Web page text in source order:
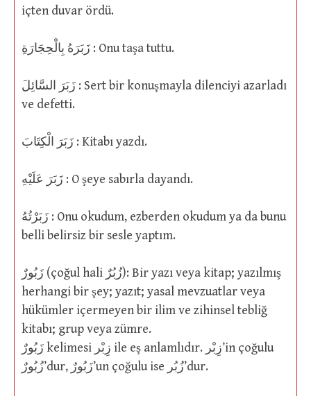
içten duvar ördü.
زَبَرَهُ بِالْحِجَارَةِ : Onu taşa tuttu.
زَبَرَ السَّائِلَ : Sert bir konuşmayla dilenciyi azarladı
ve defetti.
زَبَرَ الْكِتَابَ : Kitabı yazdı.
زَبَرَ عَلَيْهِ : O şeye sabırla dayandı.
زَبَرْتُهُ : Onu okudum, ezberden okudum ya da bunu
belli belirsiz bir sesle yaptım.
زَبُورٌ (çoğul hali زُبُرٌ): Bir yazı veya kitap; yazılmış
herhangi bir şey; yazıt; yasal mevzuatlar veya
hükümler içermeyen bir ilim ve zihinsel tebliğ
kitabı; grup veya zümre.
زَبُورٌ kelimesi زِبْر ile eş anlamlıdır. زِبْر’in çoğulu
زُبُورٌ’dur, زَبُورٌ’un çoğulu ise زُبُر’dur.